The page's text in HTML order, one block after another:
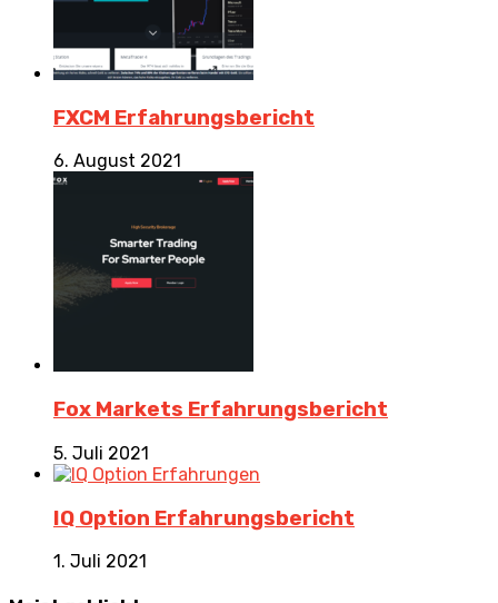
FXCM Erfahrungsbericht
6. August 2021
Fox Markets Erfahrungsbericht
5. Juli 2021
IQ Option Erfahrungsbericht
1. Juli 2021